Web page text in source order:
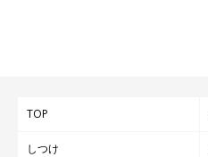
TOP
しつけ